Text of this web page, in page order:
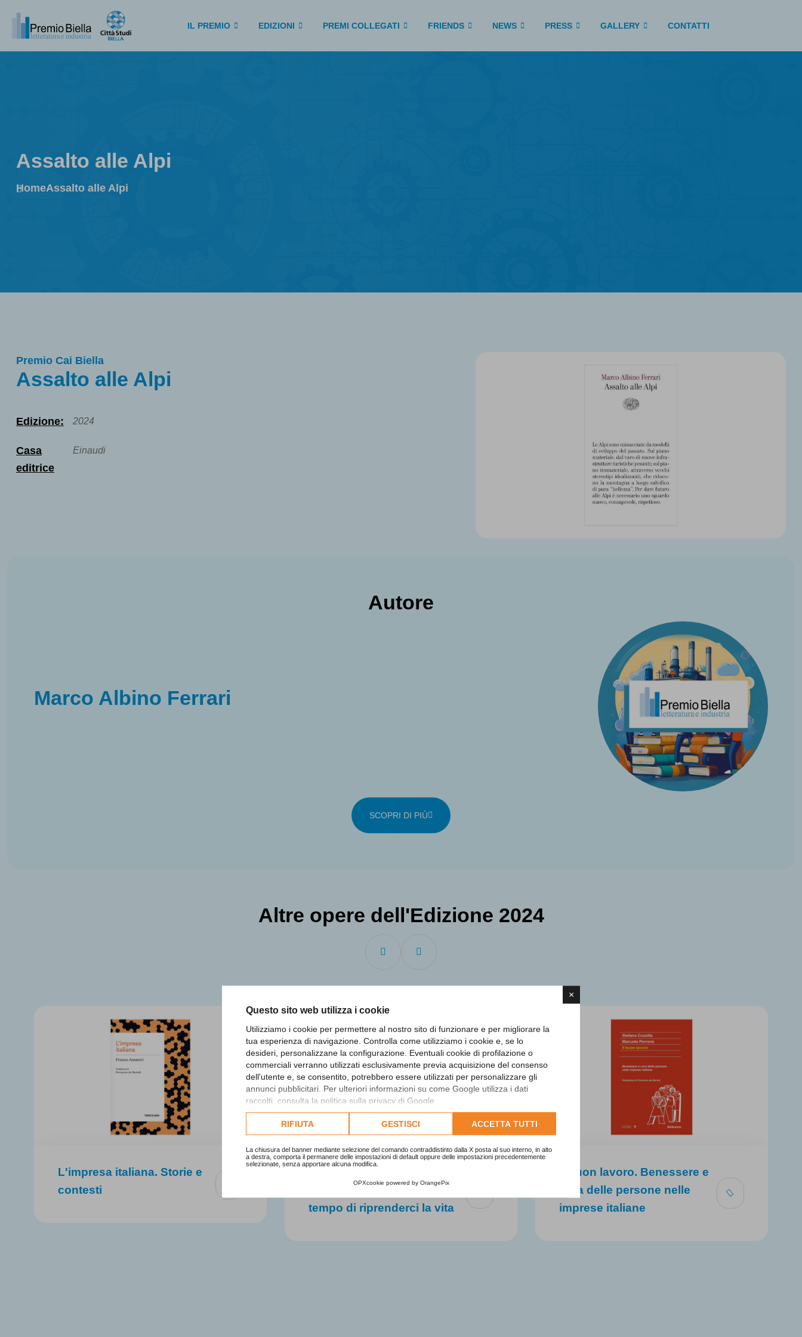
×
Questo sito web utilizza i cookie
Utilizziamo i cookie per permettere al nostro sito di funzionare e per migliorare la
tua esperienza di navigazione. Controlla come utilizziamo i cookie e, se lo
desideri, personalizzane la configurazione. Eventuali cookie di profilazione o
commerciali verranno utilizzati esclusivamente previa acquisizione del consenso
dell'utente e, se consentito, potrebbero essere utilizzati per personalizzare gli
annunci pubblicitari. Per ulteriori informazioni su come Google utilizza i dati
raccolti, consulta la politica sulla privacy di Google
Consulta l'informativa cookie completa.
RIFIUTA GESTISCI ACCETTA TUTTI
La chiusura del banner mediante selezione del comando contraddistinto dalla X posta al suo interno, in alto
a destra, comporta il permanere delle impostazioni di default oppure delle impostazioni precedentemente
selezionate, senza apportare alcuna modifica.
OPXcookie powered by OrangePix
IL PREMIO EDIZIONI PREMI COLLEGATI FRIENDS NEWS PRESS GALLERY CONTATTI
Assalto alle Alpi
HomeAssalto alle Alpi
Premio Cai Biella
Assalto alle Alpi
Edizione: 2024
Casa
editrice
Einaudi
Autore
Marco Albino Ferrari
SCOPRI DI PIÙ
Altre opere dell'Edizione 2024
L'impresa italiana. Storie e
contesti
nuovo rifiuto del lavoro e il
tempo di riprenderci la vita
Il buon lavoro. Benessere e
cura delle persone nelle
imprese italiane